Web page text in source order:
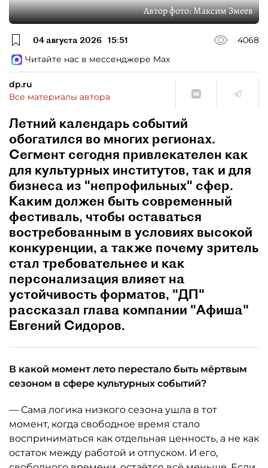
Автор фото:Максим Змеев
04 августа 2026 15:51
4068
Читайте нас в мессенджере Max
dp.ru
Все материалы автора
Летний календарь событий
обогатился во многих регионах.
Сегмент сегодня привлекателен как
для культурных институтов, так и для
бизнеса из "непрофильных" сфер.
Каким должен быть современный
фестиваль, чтобы оставаться
востребованным в условиях высокой
конкуренции, а также почему зритель
стал требовательнее и как
персонализация влияет на
устойчивость форматов, "ДП"
рассказал глава компании "Афиша"
Евгений Сидоров.
В какой момент лето перестало быть мёртвым
сезоном в сфере культурных событий?
— Сама логика низкого сезона ушла в тот
момент, когда свободное время стало
восприниматься как отдельная ценность, а не как
остаток между работой и отпуском. И его,